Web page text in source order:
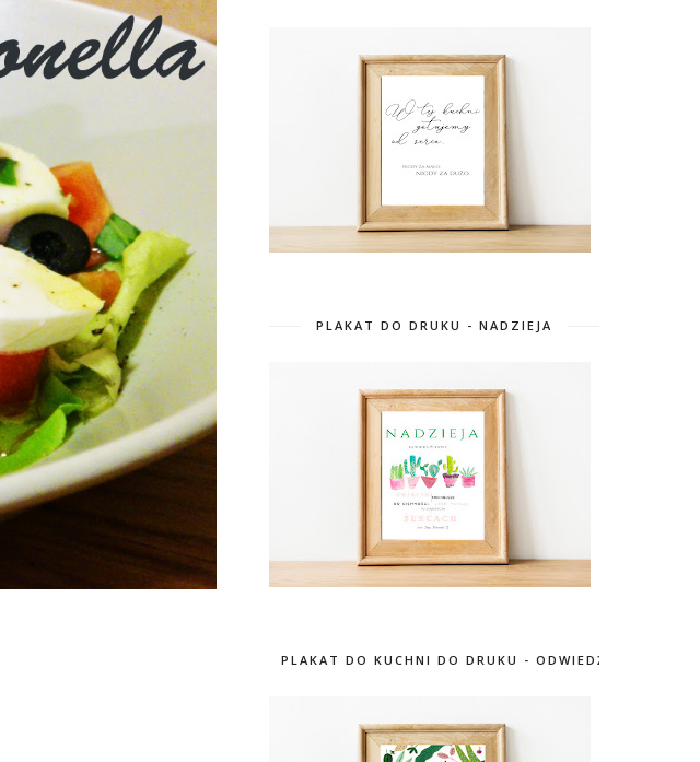
PLAKAT DO DRUKU - NADZIEJA
PLAKAT DO KUCHNI DO DRUKU - ODWIEDŹ SKLEP